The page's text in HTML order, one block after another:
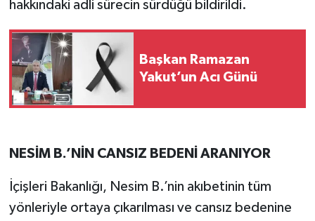
hakkındaki adli sürecin sürdüğü bildirildi.
Başkan Ramazan
Yakut’un Acı Günü
NESİM B.’NİN CANSIZ BEDENİ ARANIYOR
İçişleri Bakanlığı, Nesim B.’nin akıbetinin tüm
yönleriyle ortaya çıkarılması ve cansız bedenine